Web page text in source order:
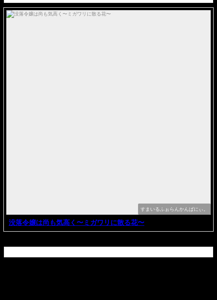
すまいるふぉらんかんぱにぃ。
没落令嬢は尚も気高く〜ミガワリに散る花〜